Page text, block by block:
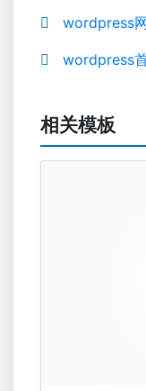
wordpress
wordpress
相关模板